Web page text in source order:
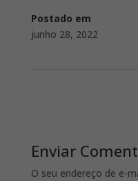
Postado em
junho 28, 2022
Enviar
O seu endereço de e-